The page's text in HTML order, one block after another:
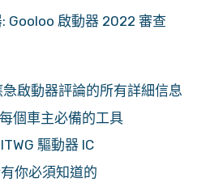
Gooloo 啟動器 2022 審查
啟動器評論的所有詳細信息
個車主必備的工具
驅動器 IC
你必須知道的